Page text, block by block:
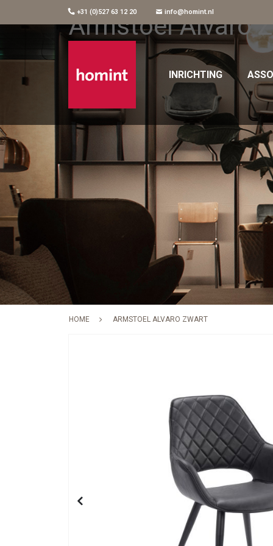
+31 (0)527 63 12 20 info@homint.nl
INRICHTING
Armstoel Alvaro
HOME ARMSTOEL ALVARO ZWART